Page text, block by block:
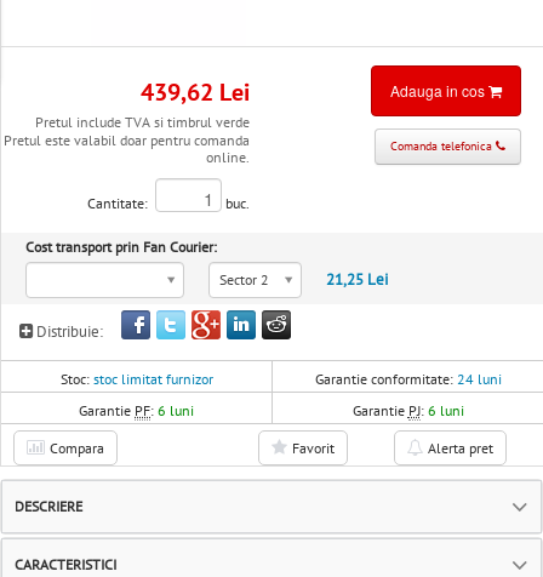
439,62 Lei
Pretul include TVA si timbrul verde
Pretul este valabil doar pentru comanda
online.
Cantitate: buc.
Adauga in cos
Comanda telefonica
Cost transport prin Fan Courier:
Sector 2
21,25 Lei
Distribuie:
Stoc: stoc limitat furnizor Garantie conformitate: 24 luni
Garantie PF:6 luni Garantie PJ: 6 luni
Compara Favorit Alerta pret
DESCRIERE
CARACTERISTICI